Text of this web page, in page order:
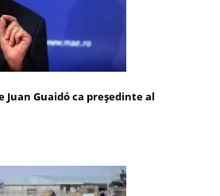
Juan Guaidó ca preşedinte al